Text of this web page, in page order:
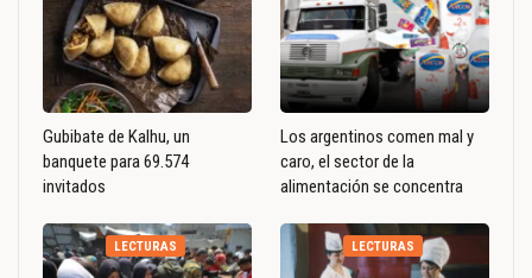
Gubibate de Kalhu, un
banquete para 69.574
invitados
Los argentinos comen mal y
caro, el sector de la
alimentación se concentra
LECTURAS LECTURAS